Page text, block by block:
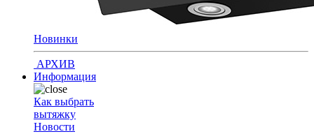
Новинки
АРХИВ
Информация
Как выбрать
вытяжку
Новости